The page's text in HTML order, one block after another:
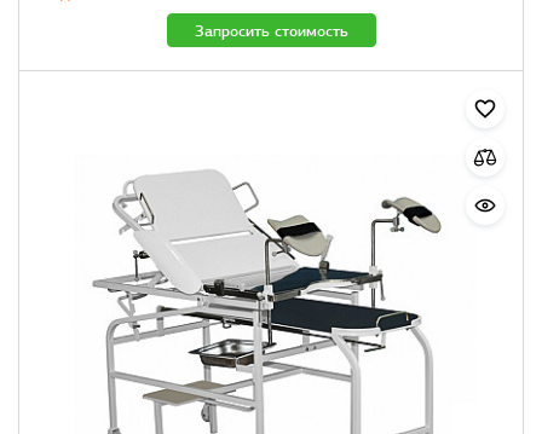
Запросить стоимость